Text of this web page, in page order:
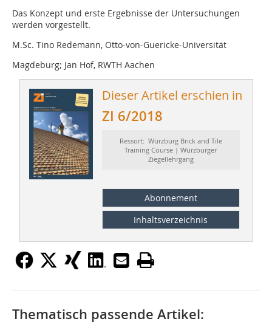
Das Konzept und erste Ergebnisse der Untersuchungen
werden vorgestellt.
M.Sc. Tino Redemann, Otto-von-Guericke-Universität
Magdeburg; Jan Hof, RWTH Aachen
Dieser Artikel erschien in
ZI 6/2018
Ressort: Würzburg Brick and Tile
Training Course | Würzburger
Ziegellehrgang
Abonnement
Inhaltsverzeichnis
Thematisch passende Artikel: